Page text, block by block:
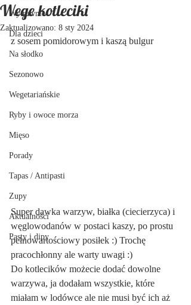
Wytrawnie
Dla dzieci
Na słodko
Sezonowo
Wegetariańskie
Ryby i owoce morza
Mięso
Porady
Tapas / Antipasti
Zupy
Aktualności
Pasty i dipy
Wege kotleciki
Zaktualizowano: 8 sty 2024
z sosem pomidorowym i kaszą bulgur
Super dawka warzyw, białka (ciecierzyca) i
węglowodanów w postaci kaszy, po prostu
pełnowartościowy posiłek :) Trochę
pracochłonny ale warty uwagi :)
Do kotlecików możecie dodać dowolne
warzywa, ja dodałam wszystkie, które
miałam w lodówce ale nie musi być ich aż